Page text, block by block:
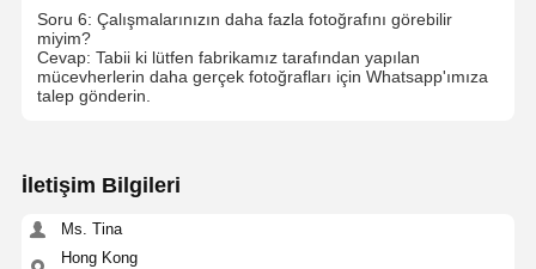
Özel Platin Mücevher
Soru 6: Çalışmalarınızın daha fazla fotoğrafını görebilir
miyim?
Cevap: Tabii ki lütfen fabrikamız tarafından yapılan
mücevherlerin daha gerçek fotoğrafları için Whatsapp'ımıza
talep gönderin.
İletişim Bilgileri
Ms. Tina
Hong Kong